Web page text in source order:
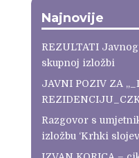
Najnovije
REZULTATI
skupnoj izložbi
JAVNI POZIV ZA
Razgovor s
izložbu ‘Krhki